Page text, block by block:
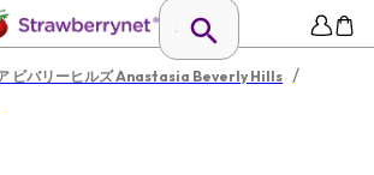
ビバリーヒルズ Anastasia Beverly Hills /